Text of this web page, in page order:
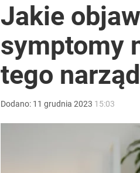
Jakie
symptomy
tego
Dodano: 11 grudnia 2023 15:03